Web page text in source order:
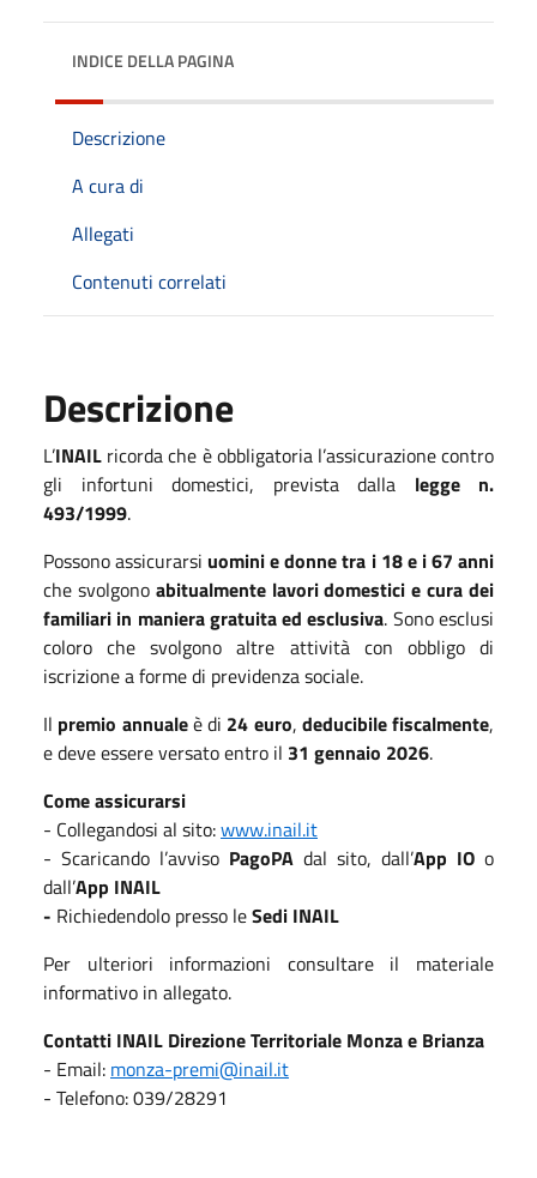
INDICE DELLA PAGINA
Descrizione
A cura di
Allegati
Contenuti correlati
Descrizione
L’INAIL ricorda che è obbligatoria l’assicurazione contro
gli infortuni domestici, prevista dalla legge n.
493/1999.
Possono assicurarsi uomini e donne tra i 18 e i 67 anni
che svolgono abitualmente lavori domestici e cura dei
familiari in maniera gratuita ed esclusiva. Sono esclusi
coloro che svolgono altre attività con obbligo di
iscrizione a forme di previdenza sociale.
Il premio annualeè di 24 euro, deducibile fiscalmente,
e deve essere versato entro il 31 gennaio 2026.
Come assicurarsi
- Collegandosi al sito:www.inail.it
- Scaricando l’avviso PagoPA dal sito, dall’App IO o
dall’App INAIL
- Richiedendolo presso leSedi INAIL
Per ulteriori informazioni consultare il materiale
informativo in allegato.
Contatti INAIL Direzione Territoriale Monza e Brianza
- Email: monza-premi@inail.it
- Telefono: 039/28291